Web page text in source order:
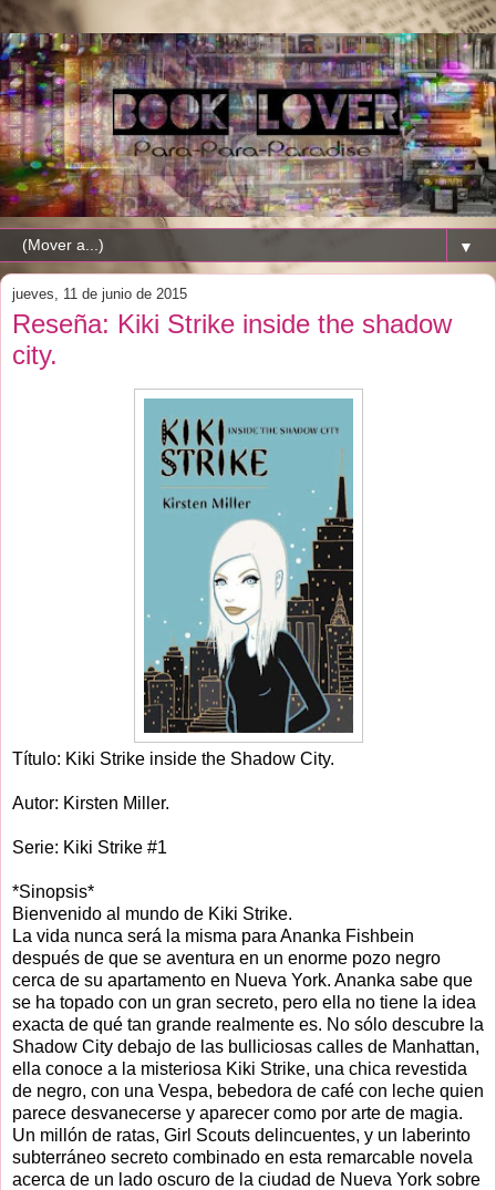
▼
jueves, 11 de junio de 2015
Reseña: Kiki Strike inside the shadow
city.
Título: Kiki Strike inside the Shadow City.
Autor: Kirsten Miller.
Serie: Kiki Strike #1
*Sinopsis*
Bienvenido al mundo de Kiki Strike.
La vida nunca será la misma para Ananka Fishbein
después de que se aventura en un enorme pozo negro
cerca de su apartamento en Nueva York. Ananka sabe que
se ha topado con un gran secreto, pero ella no tiene la idea
exacta de qué tan grande realmente es. No sólo descubre la
Shadow City debajo de las bulliciosas calles de Manhattan,
ella conoce a la misteriosa Kiki Strike, una chica revestida
de negro, con una Vespa, bebedora de café con leche quien
parece desvanecerse y aparecer como por arte de magia.
Un millón de ratas, Girl Scouts delincuentes, y un laberinto
subterráneo secreto combinado en esta remarcable novela
acerca de un lado oscuro de la ciudad de Nueva York sobre